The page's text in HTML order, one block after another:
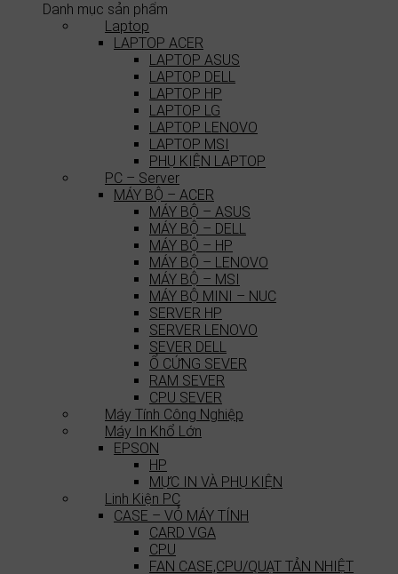
Danh mục sản phẩm
Laptop
LAPTOP ACER
LAPTOP ASUS
LAPTOP DELL
LAPTOP HP
LAPTOP LG
LAPTOP LENOVO
LAPTOP MSI
PHỤ KIỆN LAPTOP
PC – Server
MÁY BỘ – ACER
MÁY BỘ – ASUS
MÁY BỘ – DELL
MÁY BỘ – HP
MÁY BỘ – LENOVO
MÁY BỘ – MSI
MÁY BỘ MINI – NUC
SERVER HP
SERVER LENOVO
SEVER DELL
Ổ CỨNG SEVER
RAM SEVER
CPU SEVER
Máy Tính Công Nghiệp
Máy In Khổ Lớn
EPSON
HP
MỰC IN VÀ PHỤ KIỆN
Linh Kiện PC
CASE – VỎ MÁY TÍNH
CARD VGA
CPU
FAN CASE,CPU/QUẠT TẢN NHIỆT